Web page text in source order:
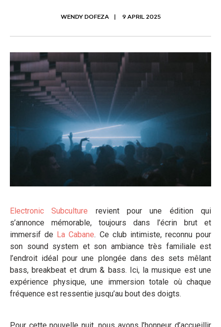
WENDY DOFEZA 9 APRIL 2025
Electronic Subculture revient pour une édition qui
s’annonce mémorable, toujours dans l’écrin brut et
immersif de La Cabane. Ce club intimiste, reconnu pour
son sound system et son ambiance très familiale est
l’endroit idéal pour une plongée dans des sets mêlant
bass, breakbeat et drum & bass. Ici, la musique est une
expérience physique, une immersion totale où chaque
fréquence est ressentie jusqu’au bout des doigts.